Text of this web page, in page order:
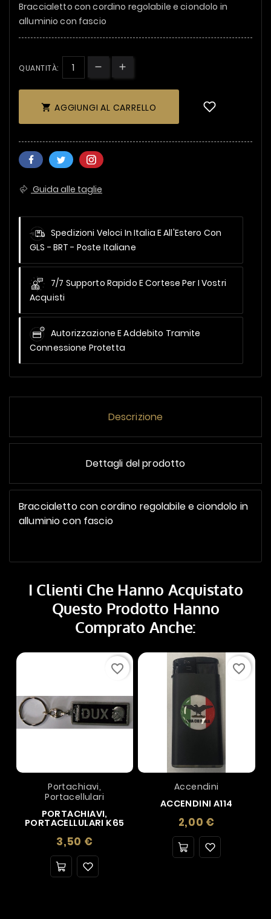
Braccialetto con cordino regolabile e ciondolo in
alluminio con fascio
QUANTITÀ:
 AGGIUNGI AL CARRELLO
Guida alle taglie
Spedizioni Veloci In Italia E All'Estero Con
GLS - BRT - Poste Italiane
7/7 Supporto Rapido E Cortese Per I Vostri
Acquisti
Autorizzazione E Addebito Tramite
Connessione Protetta
Descrizione
Dettagli del prodotto
Braccialetto con cordino regolabile e ciondolo in
alluminio con fascio
I Clienti Che Hanno Acquistato
Questo Prodotto Hanno
Comprato Anche:
Portachiavi,
Portacellulari
PORTACHIAVI,
PORTACELLULARI K65
3,50 €Prezzo
favorite_border
Accendini
ACCENDINI A114
2,00 €Prezzo
favorite_border